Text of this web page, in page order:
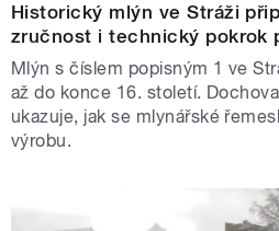
Historický mlýn ve Stráži
zručnost i technický pokrok
Mlýn s číslem popisným 1 ve
až do konce 16. století.
ukazuje, jak se mlynářské
výrobu.